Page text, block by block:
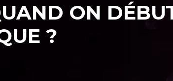
ON
?